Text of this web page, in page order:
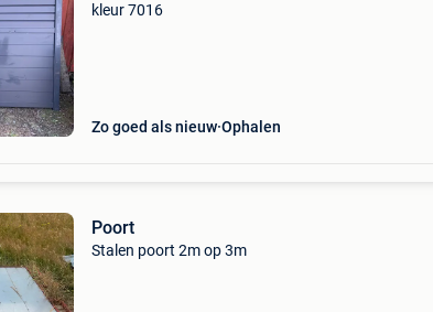
kleur 7016
Zo goed als nieuw Ophalen
Poort
Stalen poort 2m op 3m